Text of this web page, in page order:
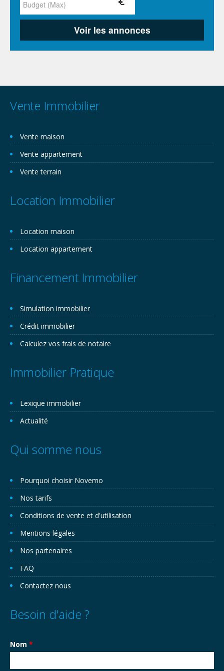
Vente Immobilier
Vente maison
Vente appartement
Vente terrain
Location Immobilier
Location maison
Location appartement
Financement Immobilier
Simulation immobilier
Crédit immobilier
Calculez vos frais de notaire
Immobilier Pratique
Lexique immobilier
Actualité
Qui somme nous
Pourquoi choisir Novemo
Nos tarifs
Conditions de vente et d'utilisation
Mentions légales
Nos partenaires
FAQ
Contactez nous
Besoin d'aide ?
Nom *